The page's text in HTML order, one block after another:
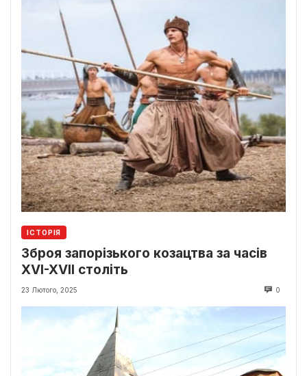
ІСТОРІЯ
Зброя запорізького козацтва за часів
XVI-XVII століть
23 Лютого, 2025 0